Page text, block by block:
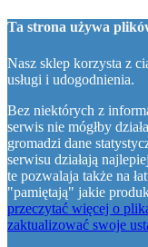
Ta strona używa
Nasz sklep korzysta z
usługi i udogodnienia.
Bez niektórych z
serwis nie mógłby
gromadzi dane
serwisu działają
te pozwalaja także na
"pamiętają" jakie
przeczytać więcej o
zaktualizować swoje